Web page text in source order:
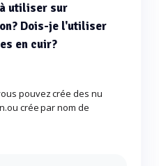
utiliser sur
Dois-je l'utiliser
en cuir?
pouvez crée des nu
crée par nom de